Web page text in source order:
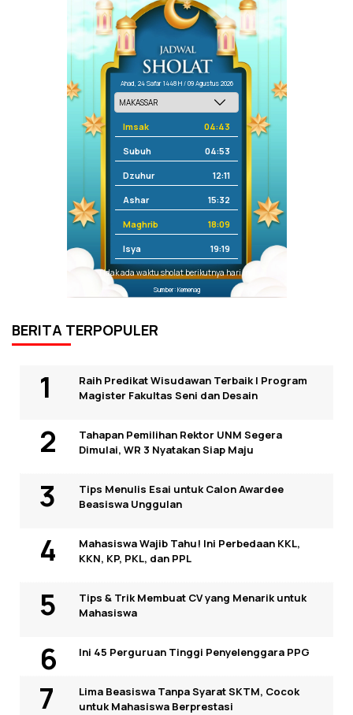
Ahad, 24 Safar 1448 H / 09 Agustus 2026
Imsak 04:43
Subuh 04:53
Dzuhur 12:11
Ashar 15:32
Maghrib 18:09
Isya 19:19
Tidak ada waktu sholat berikutnya hari ini.
Sumber: Kemenag
BERITA TERPOPULER
Raih Predikat Wisudawan Terbaik I Program
Magister Fakultas Seni dan Desain
Tahapan Pemilihan Rektor UNM Segera
Dimulai, WR 3 Nyatakan Siap Maju
Tips Menulis Esai untuk Calon Awardee
Beasiswa Unggulan
Mahasiswa Wajib Tahu! Ini Perbedaan KKL,
KKN, KP, PKL, dan PPL
Tips & Trik Membuat CV yang Menarik untuk
Mahasiswa
Ini 45 Perguruan Tinggi Penyelenggara PPG
Lima Beasiswa Tanpa Syarat SKTM, Cocok
untuk Mahasiswa Berprestasi